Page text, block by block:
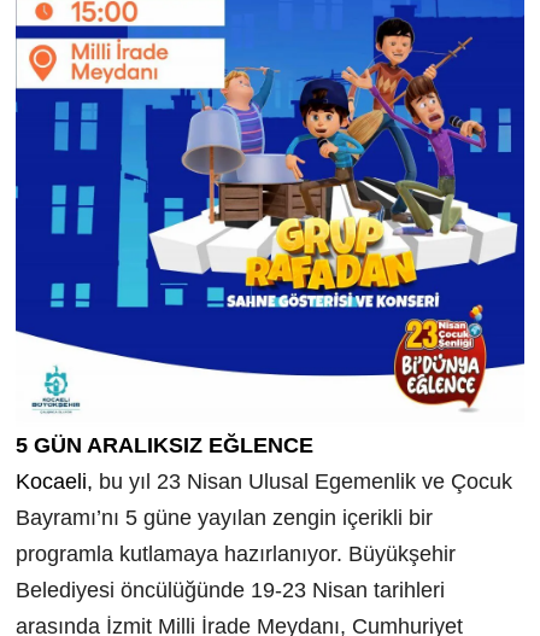
5 GÜN ARALIKSIZ EĞLENCE
Kocaeli, bu yıl 23 Nisan Ulusal Egemenlik ve Çocuk
Bayramı’nı 5 güne yayılan zengin içerikli bir
programla kutlamaya hazırlanıyor. Büyükşehir
Belediyesi öncülüğünde 19-23 Nisan tarihleri
arasında İzmit Milli İrade Meydanı, Cumhuriyet